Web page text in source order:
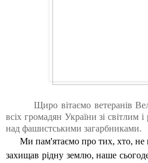
Щиро вітаємо ветеранів
всіх громадян України зі світлим
над фашистськими загарбниками.
Ми пам'ятаємо про тих, хто, не
захищав рідну землю, наше